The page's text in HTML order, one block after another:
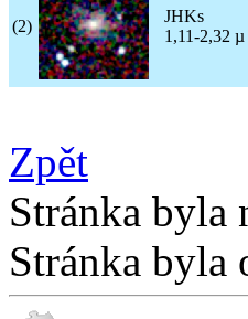
(2)
JHKs
1,11-2,32 µ
Zpět
Stránka byla
Stránka byla